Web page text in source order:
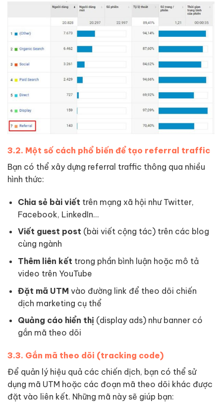
3.2. Một số cách phổ biến để tạo referral traffic
Bạn có thể xây dựng referral traffic thông qua nhiều
hình thức:
Chia sẻ bài viết trên mạng xã hội như Twitter,
Facebook, LinkedIn…
Viết guest post (bài viết cộng tác) trên các blog
cùng ngành
Thêm liên kết trong phần bình luận hoặc mô tả
video trên YouTube
Đặt mã UTM vào đường link để theo dõi chiến
dịch marketing cụ thể
Quảng cáo hiển thị (display ads) như banner có
gắn mã theo dõi
3.3. Gắn mã theo dõi (tracking code)
Để quản lý hiệu quả các chiến dịch, bạn có thể sử
dụng mã UTM hoặc các đoạn mã theo dõi khác được
đặt vào liên kết. Những mã này sẽ giúp bạn: